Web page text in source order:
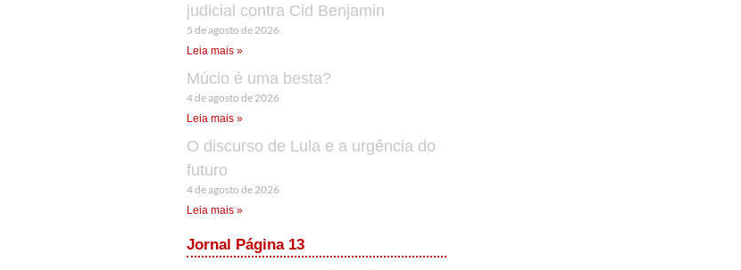
judicial contra Cid Benjamin
5 de agosto de 2026
Leia mais »
Múcio é uma besta?
4 de agosto de 2026
Leia mais »
O discurso de Lula e a urgência do
futuro
4 de agosto de 2026
Leia mais »
Jornal Página 13